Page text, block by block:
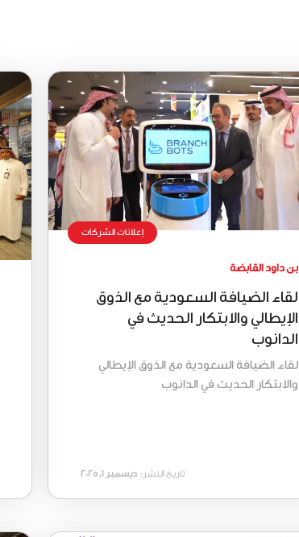
إعلانات الشركات
بن داود القابضة
لقاء الضيافة السعودية مع الذوق
الإيطالي والابتكار الحديث في
الدانوب
لقاء الضيافة السعودية مع الذوق الإيطالي
والابتكار الحديث في الدانوب
تاريخ النشر: ديسمبر 1, 2025